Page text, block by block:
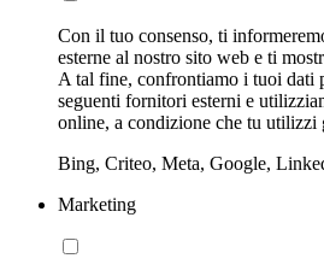
Con il tuo consenso, ti
esterne al nostro sito web e ti
A tal fine, confrontiamo i tuoi dati
seguenti fornitori esterni e
online, a condizione che tu utilizzi
Bing, Criteo, Meta, Google,
Marketing